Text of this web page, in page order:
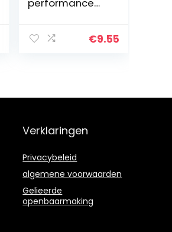
performance
praktisch,
€9.55
Verklaringen
Privacybeleid
algemene voorwaarden
Gelieerde
openbaarmaking